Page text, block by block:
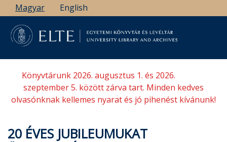
Ugrás
a
tartalomra
Magyar English
Könyvtárunk 2026. augusztus 1. és 2026.
szeptember 5. között zárva tart. Minden kedves
olvasónknak kellemes nyarat és jó pihenést kívánunk!
20 ÉVES JUBILEUMUKAT